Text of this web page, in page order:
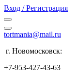
Вход / Регистрация
tortmania@mail.ru
г. Новомосковск:
+7-953-427-43-63